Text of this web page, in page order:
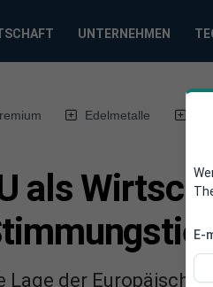
UNTERNEHMEN
Edelmetalle
als
der
E-